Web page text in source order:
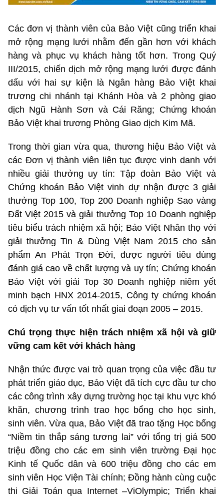
Các đơn vị thành viên của Bảo Việt cũng triển khai
mở rộng mạng lưới nhằm đến gần hơn với khách
hàng và phục vụ khách hàng tốt hơn. Trong Quý
III/2015, chiến dịch mở rộng mạng lưới được đánh
dấu với hai sự kiện là Ngân hàng Bảo Việt khai
trương chi nhánh tại Khánh Hòa và 2 phòng giao
dịch Ngũ Hành Sơn và Cái Răng; Chứng khoán
Bảo Việt khai trương Phòng Giao dịch Kim Mã.
Trong thời gian vừa qua, thương hiệu Bảo Việt và
các Đơn vị thành viên liên tục được vinh danh với
nhiều giải thưởng uy tín: Tập đoàn Bảo Việt và
Chứng khoán Bảo Việt vinh dự nhận được 3 giải
thưởng Top 100, Top 200 Doanh nghiệp Sao vàng
Đất Việt 2015 và giải thưởng Top 10 Doanh nghiệp
tiêu biểu trách nhiệm xã hội; Bảo Việt Nhân thọ với
giải thưởng Tin & Dùng Việt Nam 2015 cho sản
phẩm An Phát Trọn Đời, được người tiêu dùng
đánh giá cao về chất lượng và uy tín; Chứng khoán
Bảo Việt với giải Top 30 Doanh nghiệp niêm yết
minh bạch HNX 2014-2015, Công ty chứng khoán
có dịch vụ tư vấn tốt nhất giai đoạn 2005 – 2015.
Chú trọng thực hiện trách nhiệm xã hội và giữ
vững cam kết với khách hàng
Nhận thức được vai trò quan trọng của việc đầu tư
phát triển giáo dục, Bảo Việt đã tích cực đầu tư cho
các công trình xây dựng trường học tại khu vực khó
khăn, chương trình trao học bổng cho học sinh,
sinh viên. Vừa qua, Bảo Việt đã trao tặng Học bổng
“Niềm tin thắp sáng tương lai” với tổng trị giá 500
triệu đồng cho các em sinh viên trường Đại học
Kinh tế Quốc dân và 600 triệu đồng cho các em
sinh viên Học Viện Tài chính; Đồng hành cùng cuộc
thi Giải Toán qua Internet –ViOlympic; Triển khai